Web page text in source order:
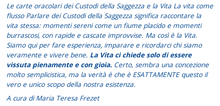
Le carte oracolari dei Custodi della Saggezza e la Vita La vita come
flusso Parlare dei Custodi della Saggezza significa raccontare la
vita stessa: momenti sereni come un fiume placido e momenti
burrascosi, con rapide e cascate improvvise. Ma così è la Vita.
Siamo qui per fare esperienza, imparare e ricordarci chi siamo
veramente e vivere bene. La Vita ci chiede solo di essere
vissuta pienamente e con gioia. Certo, sembra una concezione
molto semplicistica, ma la verità è che è ESATTAMENTE questo il
vero e unico scopo della nostra esistenza.
A cura di Maria Teresa Frezet